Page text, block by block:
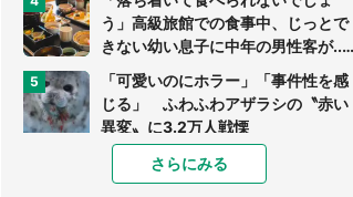
う」高級旅館での食事中、じっとで
きない幼い息子に中年の男性客が...
（東京都・40代男性）
「可愛いのにホラー」「事件性を感
じる」 ふわふわアザラシの〝赤い
異変〟に3.2万人戦慄
「孫にあげると思って、あなたにこ
れをあげる」 真夏の山道で見知ら
さらにみる